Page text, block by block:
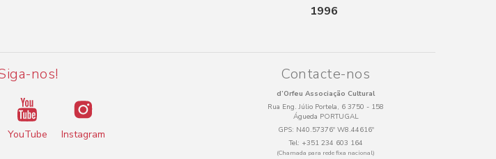
1996
nos!
YouTube Instagram
Contacte-nos
d’Orfeu Associação Cultural
Rua Eng. Júlio Portela, 6 3750 - 158
Águeda PORTUGAL
GPS: N40.57376º W8.44616º
Tel: +351 234 603 164
(Chamada para rede fixa nacional)